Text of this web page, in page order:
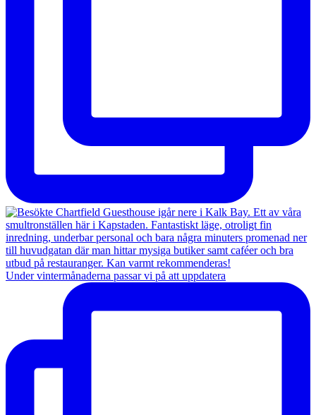
Under vintermånaderna passar vi på att uppdatera